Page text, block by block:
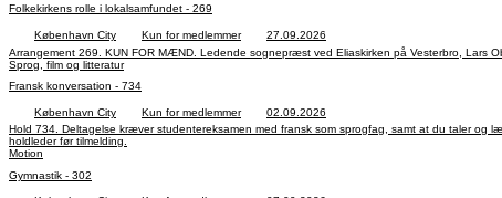
Folkekirkens rolle i lokalsamfundet - 269
København City Kun for medlemmer
27.09.2026
Arrangement 269. KUN FOR MÆND. Ledende sognepræst ved Eliaskirken på Vesterbro, Lars
Sprog, film og litteratur
Fransk konversation - 734
København City Kun for medlemmer
02.09.2026
Hold 734. Deltagelse kræver studentereksamen med fransk som sprogfag, samt at du taler og
holdleder før tilmelding.
Motion
Gymnastik - 302